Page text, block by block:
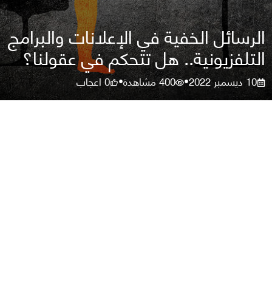
الرسائل الخفية في الإعلانات والبرامج
التلفزيونية.. هل تتحكم في عقولنا؟
10 ديسمبر 2022 •
400مشاهدة•
0اعجاب